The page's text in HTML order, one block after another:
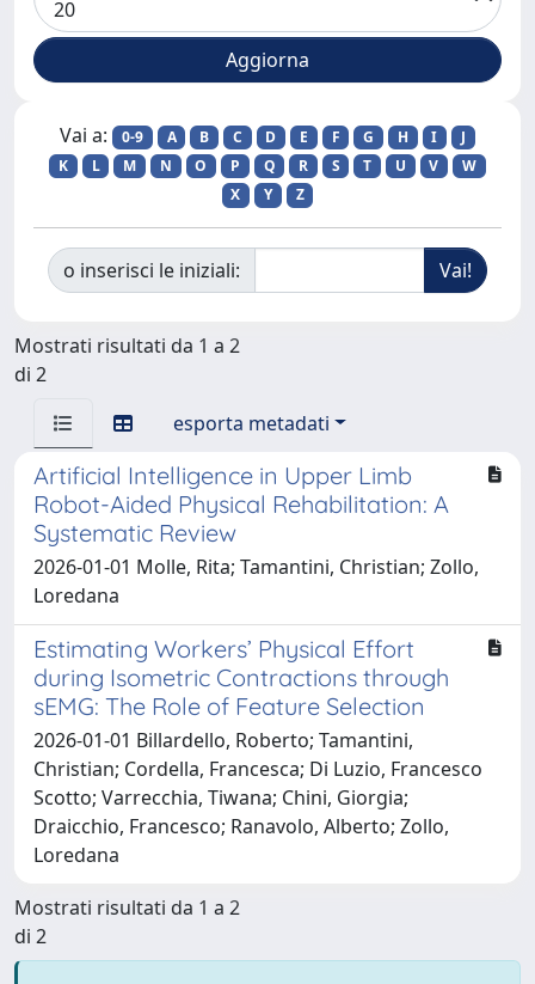
Vai a: 0-9 A B C D E F G H I
J
K
L M N O P Q R S T U V
W
X
Y Z
o inserisci le iniziali:
Mostrati risultati da 1 a 2
di 2
esporta metadati
Artificial Intelligence in Upper Limb
Robot-Aided Physical Rehabilitation: A
Systematic Review
2026-01-01 Molle, Rita; Tamantini, Christian; Zollo,
Loredana
Estimating Workers’ Physical Effort
during Isometric Contractions through
sEMG: The Role of Feature Selection
2026-01-01 Billardello, Roberto; Tamantini,
Christian; Cordella, Francesca; Di Luzio, Francesco
Scotto; Varrecchia, Tiwana; Chini, Giorgia;
Draicchio, Francesco; Ranavolo, Alberto; Zollo,
Loredana
Mostrati risultati da 1 a 2
di 2